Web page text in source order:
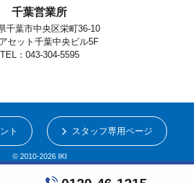
千葉営業所
千葉市中央区栄町36-10
セット千葉中央ビル5F
TEL：043-304-5595
© 2010-2026 IKI
ト スタッフ専用ページ